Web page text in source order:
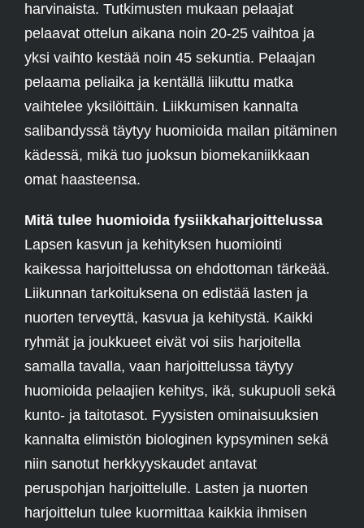
harvinaista. Tutkimusten mukaan pelaajat
pelaavat ottelun aikana noin 20-25 vaihtoa ja
yksi vaihto kestää noin 45 sekuntia. Pelaajan
pelaama peliaika ja kentällä liikuttu matka
vaihtelee yksilöittäin. Liikkumisen kannalta
salibandyssä täytyy huomioida mailan pitäminen
kädessä, mikä tuo juoksun biomekaniikkaan
omat haasteensa.
Mitä tulee huomioida fysiikkaharjoittelussa
Lapsen kasvun ja kehityksen huomiointi
kaikessa harjoittelussa on ehdottoman tärkeää.
Liikunnan tarkoituksena on edistää lasten ja
nuorten terveyttä, kasvua ja kehitystä. Kaikki
ryhmät ja joukkueet eivät voi siis harjoitella
samalla tavalla, vaan harjoittelussa täytyy
huomioida pelaajien kehitys, ikä, sukupuoli sekä
kunto- ja taitotasot. Fyysisten ominaisuuksien
kannalta elimistön biologinen kypsyminen sekä
niin sanotut herkkyyskaudet antavat
peruspohjan harjoittelulle. Lasten ja nuorten
harjoittelun tulee kuormittaa kaikkia ihmisen